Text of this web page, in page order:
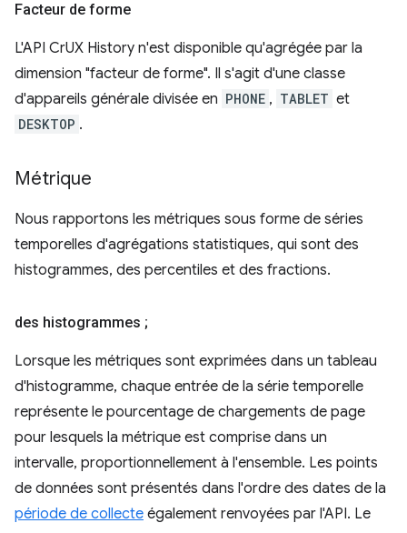
Facteur de forme
L'API CrUX History n'est disponible qu'agrégée par la
dimension "facteur de forme". Il s'agit d'une classe
d'appareils générale divisée en PHONE , TABLET et
DESKTOP .
Métrique
Nous rapportons les métriques sous forme de séries
temporelles d'agrégations statistiques, qui sont des
histogrammes, des percentiles et des fractions.
des histogrammes ;
Lorsque les métriques sont exprimées dans un tableau
d'histogramme, chaque entrée de la série temporelle
représente le pourcentage de chargements de page
pour lesquels la métrique est comprise dans un
intervalle, proportionnellement à l'ensemble. Les points
de données sont présentés dans l'ordre des dates de la
période de collecte également renvoyées par l'API. Le